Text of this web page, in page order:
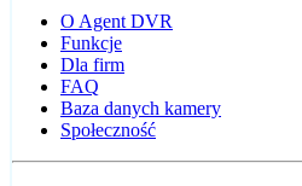
O Agent DVR
Funkcje
Dla firm
FAQ
Baza danych kamery
Społeczność